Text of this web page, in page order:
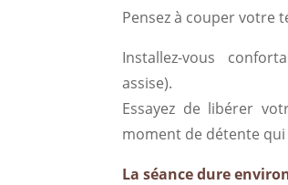
Pensez à couper votre
Installez-vous
assise).
Essayez de libérer
moment de détente qui
La séance dure